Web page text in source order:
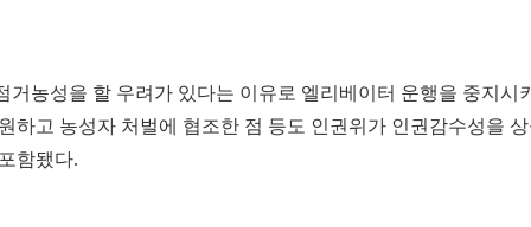
농성을 할 우려가 있다는 이유로 엘리베이터 운행을 중지시
하고 농성자 처벌에 협조한 점 등도 인권위가 인권감수성을
함됐다.